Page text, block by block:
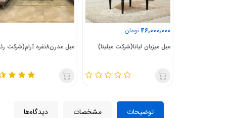
46,000,000 تومان
مبل میزبان لیانا(شرکت مبلینا)
مبل مدرن8نفره آرام(شرکت رئال)
توضیحات مشخصات دیدگاه‌ها